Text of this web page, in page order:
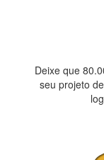
Deixe que
seu projeto